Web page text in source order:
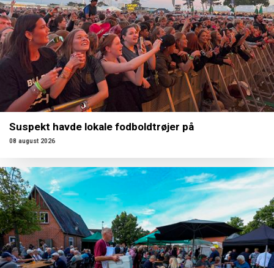
Suspekt havde lokale fodboldtrøjer på
08 august 2026